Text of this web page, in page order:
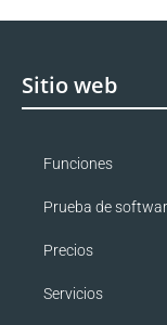
Sitio web
Funciones
Prueba de
Precios
Servicios